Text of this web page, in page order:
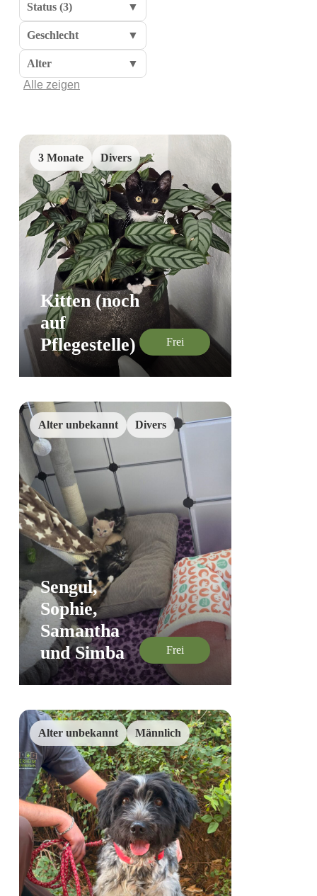
Status (3) ▼
Geschlecht ▼
Alter
▼
Alle zeigen
3 Monate Divers
Kitten (noch
auf
Pflegestelle)
Frei
Alter unbekannt Divers
Sengul,
Sophie,
Samantha
und Simba
Frei
Alter unbekannt Männlich